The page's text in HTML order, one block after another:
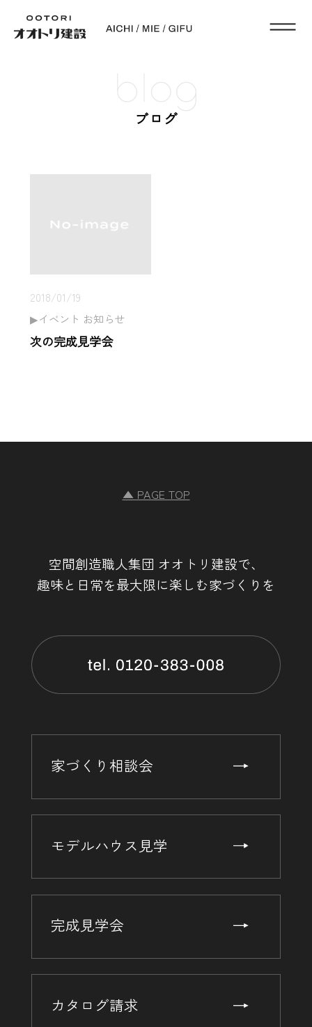
blog
ブログ
2018/01/19
イベント お知らせ
次の完成見学会
▲ PAGE TOP
空間創造職人集団 オオトリ建設で、
趣味と日常を最大限に楽しむ家づくりを
家づくり相談会
モデルハウス見学
完成見学会
カタログ請求